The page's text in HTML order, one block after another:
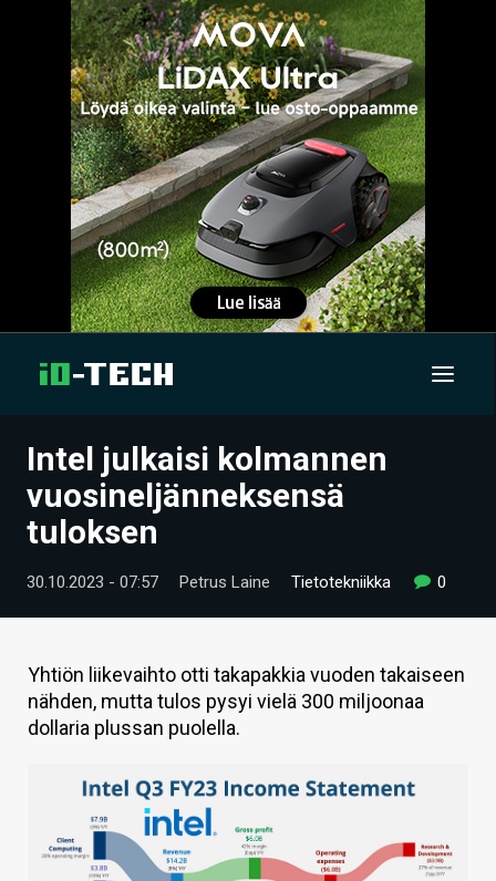
UUTISET
ARTIKKELIT
VIDEOT
TECHBBS
TIETOA
HINTA.FI
VAIHDA TEEMA
Intel julkaisi kolmannen
vuosineljänneksensä
tuloksen
30.10.2023 - 07:57 Petrus Laine Tietotekniikka 0
Yhtiön liikevaihto otti takapakkia vuoden takaiseen
nähden, mutta tulos pysyi vielä 300 miljoonaa
dollaria plussan puolella.